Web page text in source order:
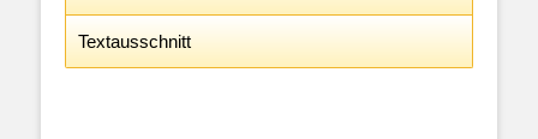
Textausschnitt